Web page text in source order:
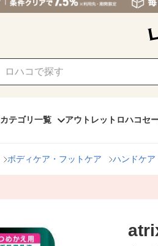
カテゴリ一覧 アウトレット ロハコセ
ボディケア・フットケア ハンドケア